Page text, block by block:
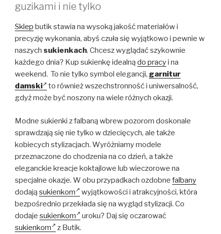
guzikami i nie tylko
Sklep butik stawia na wysoką jakość materiałów i
precyzję wykonania, abyś czuła się wyjątkowo i pewnie w
naszych sukienkach. Chcesz wyglądać szykownie
każdego dnia? Kup sukienkę idealnądo pracyi na
weekend. To nie tylko symbol elegancji, garnitur
damski
to również wszechstronność i uniwersalność,
gdyż może być noszony na wiele różnych okazji.
Modne sukienki z falbaną wbrew pozorom doskonale
sprawdzają się nie tylko w dziecięcych, ale także
kobiecych stylizacjach. Wyróżniamy modele
przeznaczone do chodzenia na co dzień, a także
eleganckie kreacje koktajlowe lub wieczorowe na
specjalne okazje. W obu przypadkach ozdobne falbany
dodająsukienkom
wyjątkowości i atrakcyjności, która
bezpośrednio przekłada się na wygląd stylizacji. Co
dodaje sukienkom
uroku? Daj się oczarować
sukienkom
z Butik.